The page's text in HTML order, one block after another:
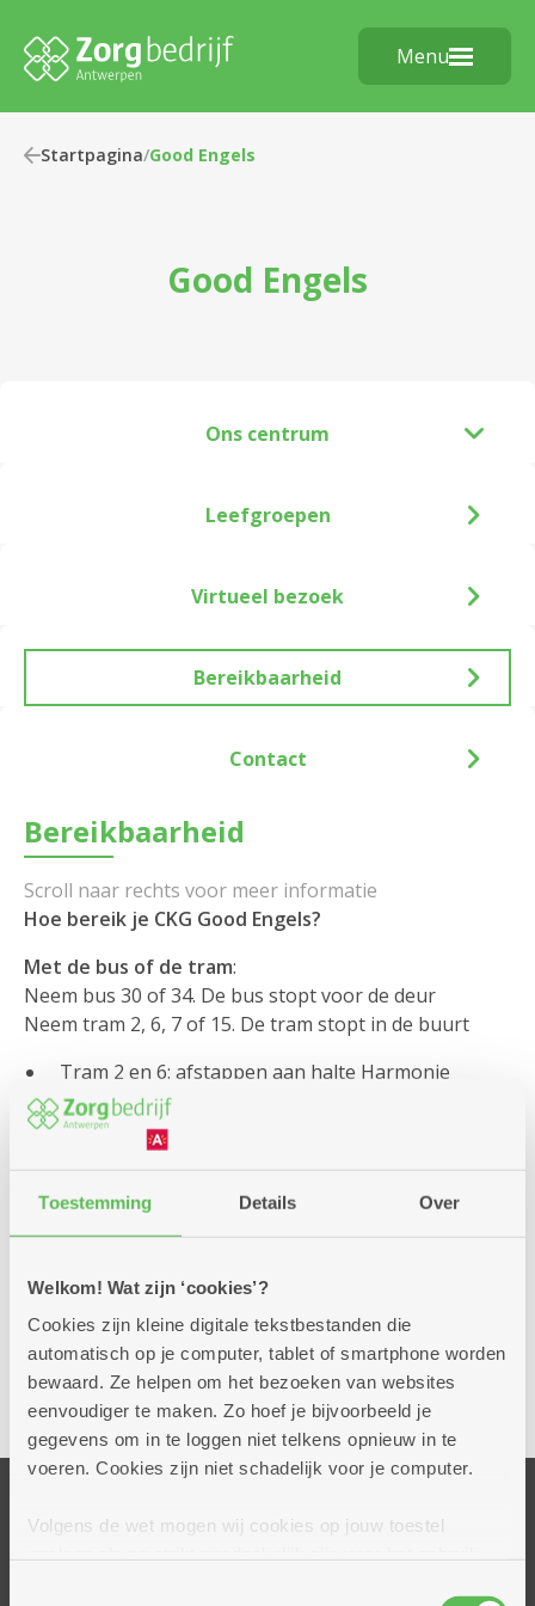
Toestemming Details Over
Welkom! Wat zijn ‘cookies’?
Cookies zijn kleine digitale tekstbestanden die
automatisch op je computer, tablet of smartphone worden
bewaard. Ze helpen om het bezoeken van websites
eenvoudiger te maken. Zo hoef je bijvoorbeeld je
gegevens om in te loggen niet telkens opnieuw in te
voeren. Cookies zijn niet schadelijk voor je computer.
Volgens de wet mogen wij cookies op jouw toestel
Menu
Startpagina/Good Engels
Good Engels
Ons centrum
Leefgroepen
Virtueel bezoek
Bereikbaarheid
Bereikbaarheid
Hoe bereik je CKG Good Engels?
Met de bus of de tram:
Neem bus 30 of 34. De bus stopt voor de deur
Neem tram 2, 6, 7 of 15. De tram stopt in de buurt
Tram 2 en 6: afstappen aan halte Harmonie
Tram 7 en 15: afstappen aan halte Merode
straat (op 15 minuten wandelafstand).
Good Engels
Boomgaardstraat 39a 2018 Antwerpen
Contact
Onze centra